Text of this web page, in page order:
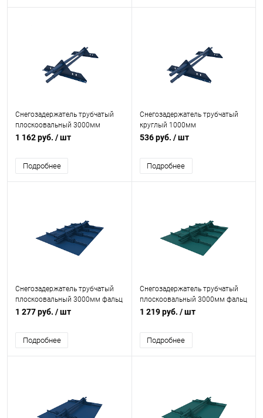
Снегозадержатель трубчатый
плоскоовальный 3000мм
универсальный 25-1,0-1,5-4
порошковым покрытием RAL
5005
1 162 руб. / шт
Подробнее
Снегозадержатель трубчатый
круглый 1000мм
универсальный 25-1,0-1,5-2
порошковым покрытием RAL
5005
536 руб. / шт
Подробнее
Снегозадержатель трубчатый
плоскоовальный 3000мм фальц
40x20-1,0-1,5-3 оцинкованная
покрытием RAL 5005
1 277 руб. / шт
Подробнее
Снегозадержатель трубчатый
плоскоовальный 3000мм фальц
40x20-1,0-1,0-3 оцинкованная
покрытием RAL 5021
1 219 руб. / шт
Подробнее